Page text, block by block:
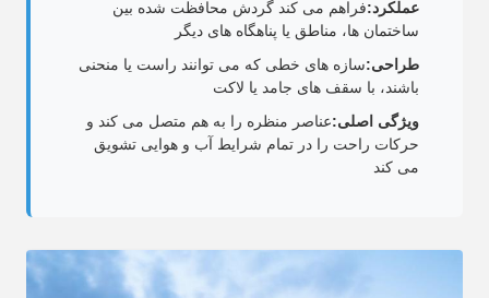
عملکرد:فراهم می کند گردش محافظت شده بین
ساختمان ها، مناطق یا پناهگاه های دیگر
طراحی:سازه های خطی که می توانند راست یا منحنی
باشند، با سقف های جامد یا لاکت
ویژگی اصلی:عناصر منظره را به هم متصل می کند و
حرکات راحت را در تمام شرایط آب و هوایی تشویق
می کند